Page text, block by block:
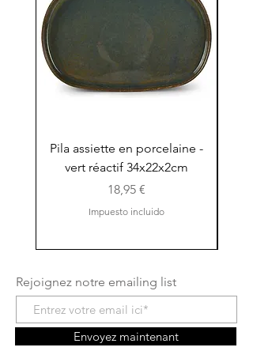
Pila assiette en porcelaine -
vert réactif 34x22x2cm
Precio
18,95 €
Impuesto incluido
Rejoignez notre emailing list
Envoyez maintenant